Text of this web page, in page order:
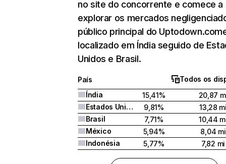
no site do concorrente e comece a
explorar os mercados
público principal do
localizado em Índia seguido de
Unidos e Brasil.
País
Todos os
Índia
15,41%
20,87
Estados Unidos
9,81%
13,28
Brasil
7,71%
10,44
México
5,94%
8,04 mi
Indonésia
5,77% 7,82 mi